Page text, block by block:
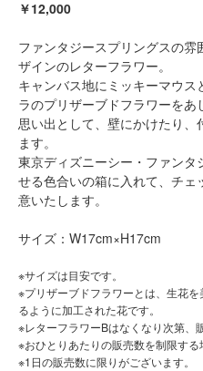
￥12,000
ファンタジースプリングスの
ザインのレターフラワー。
キャンバス地にミッキーマウ
ラのプリザーブドフラワーを
思い出として、壁にかけたり
ます。
東京ディズニーシー・ファンタ
せる色合いの箱に入れて、チ
意いたします。
サイズ：W17cm×H17cm
※サイズは目安です。
※プリザーブドフラワーとは、生花
るように加工された花です。
※レターフラワーBはなくなり次第、
※おひとりあたりの販売数を制限する
※1日の販売数に限りがございます。